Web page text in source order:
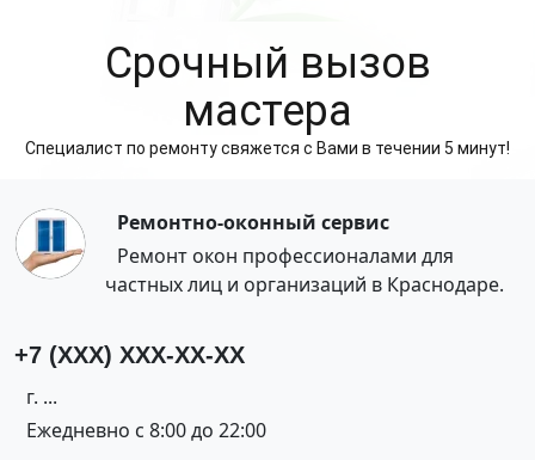
Cрочный вызов
мастера
Специалист по ремонту свяжется с Вами в течении 5 минут!
Ремонтно-оконный сервис
Ремонт окон профессионалами для
частных лиц и организаций в Краснодаре.
+7 (XXX) XXX-XX-XX
г. ...
Ежедневно с 8:00 до 22:00